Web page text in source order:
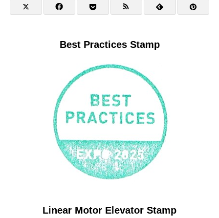
Best Practices Stamp
Linear Motor Elevator Stamp